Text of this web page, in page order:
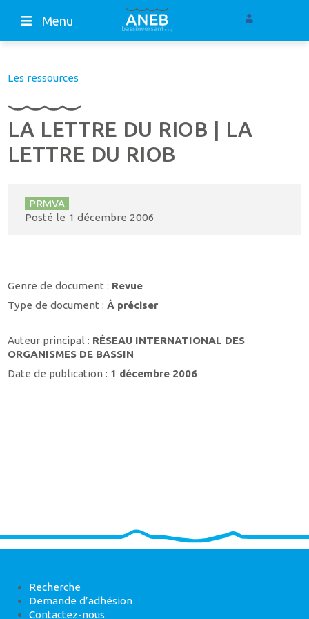
Menu
Les ressources
LA LETTRE DU RIOB | LA
LETTRE DU RIOB
PRMVA
Posté le 1 décembre 2006
Genre de document : Revue
Type de document :À préciser
Auteur principal : RÉSEAU INTERNATIONAL DES
ORGANISMES DE BASSIN
Date de publication : 1 décembre 2006
Recherche
Demande d’adhésion
Contactez-nous